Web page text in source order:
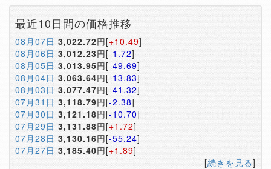
最近10日間の価格推移
08月07日 3,022.72円[+10.49]
08月06日 3,012.23円[-1.72]
08月05日 3,013.95円[-49.69]
08月04日 3,063.64円[-13.83]
08月03日 3,077.47円[-41.32]
07月31日 3,118.79円[-2.38]
07月30日 3,121.18円[-10.70]
07月29日 3,131.88円[+1.72]
07月28日 3,130.16円[-55.24]
07月27日 3,185.40円[+1.89]
[続きを見る]